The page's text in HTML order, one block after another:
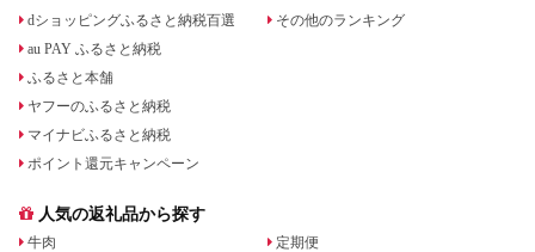
dショッピングふるさと納税百選
au PAY ふるさと納税
ふるさと本舗
ヤフーのふるさと納税
マイナビふるさと納税
ポイント還元キャンペーン
その他のランキング
人気の返礼品から探す
牛肉
定期便